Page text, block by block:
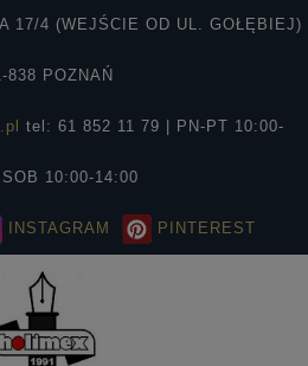
17/4 (WEJŚCIE OD UL. GOŁĘBIEJ)
838 POZNAŃ
tel: 61 852 11 79 | PN-PT 10:00-
10:00-14:00
INSTAGRAM PINTEREST